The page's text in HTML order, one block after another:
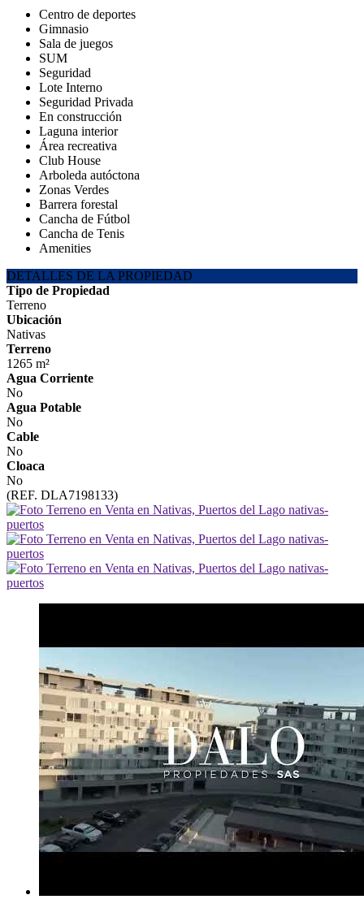
Centro de deportes
Gimnasio
Sala de juegos
SUM
Seguridad
Lote Interno
Seguridad Privada
En construcción
Laguna interior
Área recreativa
Club House
Arboleda autóctona
Zonas Verdes
Barrera forestal
Cancha de Fútbol
Cancha de Tenis
Amenities
DETALLES DE LA PROPIEDAD
Tipo de Propiedad
Terreno
Ubicación
Nativas
Terreno
1265 m²
Agua Corriente
No
Agua Potable
No
Cable
No
Cloaca
No
(REF. DLA7198133)